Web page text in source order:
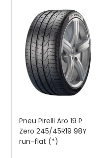
Pneu Pirelli Aro 19 P
Zero 245/45R19 98Y
run-flat (*)